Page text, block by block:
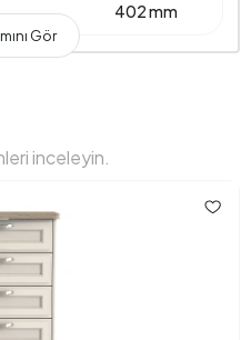
402 mm
(kg) 6,90144 kg
Gör
inceleyin.